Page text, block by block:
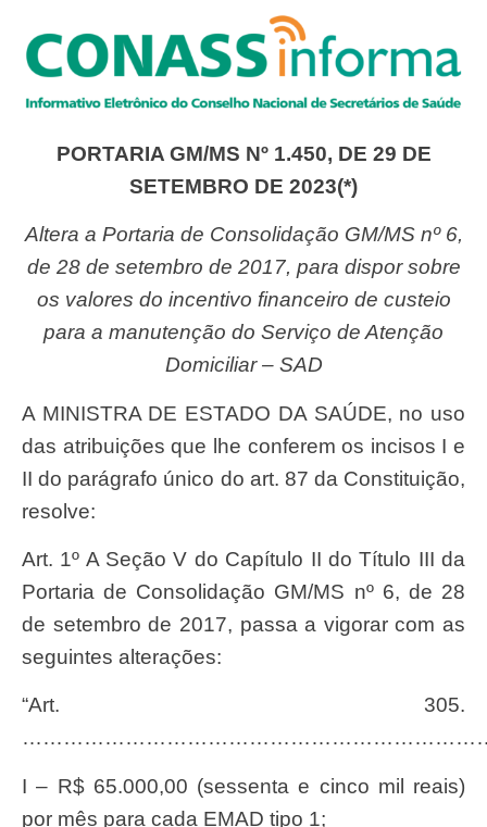
PORTARIA GM/MS Nº 1.450, DE 29 DE
SETEMBRO DE 2023(*)
Altera a Portaria de Consolidação GM/MS nº 6,
de 28 de setembro de 2017, para dispor sobre
os valores do incentivo financeiro de custeio
para a manutenção do Serviço de Atenção
Domiciliar – SAD
A MINISTRA DE ESTADO DA SAÚDE, no uso
das atribuições que lhe conferem os incisos I e
II do parágrafo único do art. 87 da Constituição,
resolve:
Art. 1º A Seção V do Capítulo II do Título III da
Portaria de Consolidação GM/MS nº 6, de 28
de setembro de 2017, passa a vigorar com as
seguintes alterações:
“Art. 305.
I – R$ 65.000,00 (sessenta e cinco mil reais)
por mês para cada EMAD tipo 1;